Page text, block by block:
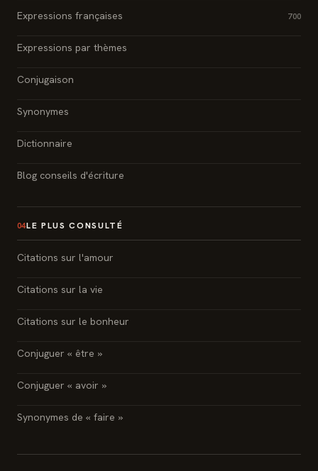
Expressions françaises 700
Expressions par thèmes
Conjugaison
Synonymes
Dictionnaire
Blog conseils d'écriture
04LE PLUS CONSULTÉ
Citations sur l'amour
Citations sur la vie
Citations sur le bonheur
Conjuguer « être »
Conjuguer « avoir »
Synonymes de « faire »